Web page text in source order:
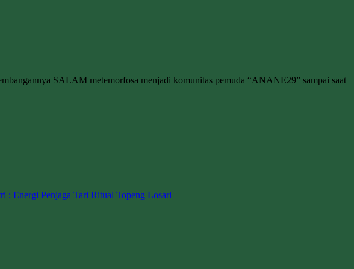
SALAM metemorfosa menjadi komunitas pemuda “ANANE29” sampai saat
: Energi Penjaga Tari Ritual Topeng Losari